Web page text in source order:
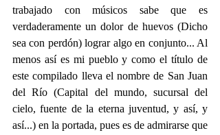
trabajado con músicos sabe que es
verdaderamente un dolor de huevos (Dicho
sea con perdón) lograr algo en conjunto... Al
menos así es mi pueblo y como el título de
este compilado lleva el nombre de San Juan
del Río (Capital del mundo, sucursal del
cielo, fuente de la eterna juventud, y así, y
así...) en la portada, pues es de admirarse que